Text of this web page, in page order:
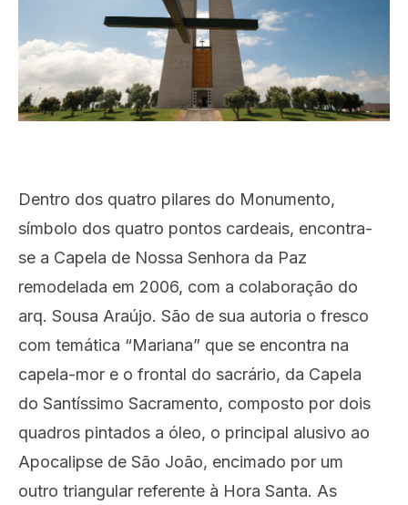
Dentro dos quatro pilares do Monumento,
símbolo dos quatro pontos cardeais, encontra-
se a Capela de Nossa Senhora da Paz
remodelada em 2006, com a colaboração do
arq. Sousa Araújo. São de sua autoria o fresco
com temática “Mariana” que se encontra na
capela-mor e o frontal do sacrário, da Capela
do Santíssimo Sacramento, composto por dois
quadros pintados a óleo, o principal alusivo ao
Apocalipse de São João, encimado por um
outro triangular referente à Hora Santa. As